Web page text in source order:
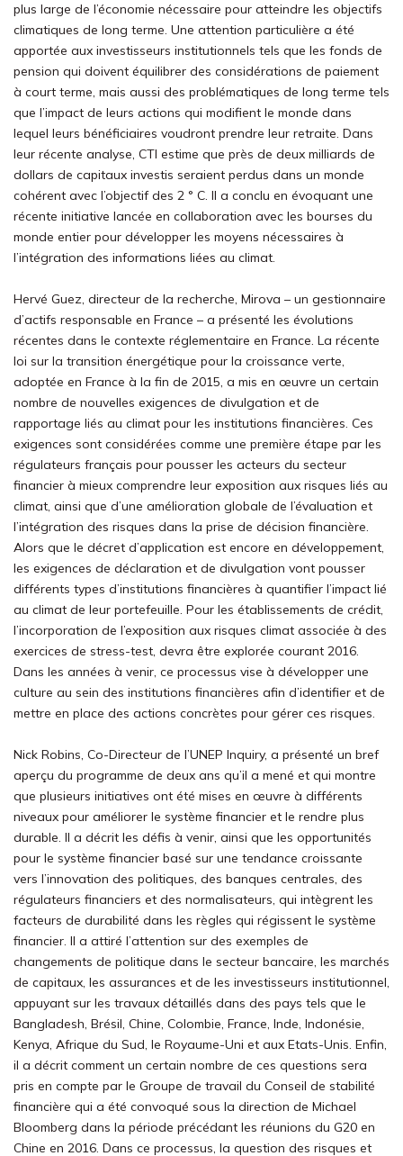
plus large de l’économie nécessaire pour atteindre les objectifs
climatiques de long terme. Une attention particulière a été
apportée aux investisseurs institutionnels tels que les fonds de
pension qui doivent équilibrer des considérations de paiement
à court terme, mais aussi des problématiques de long terme tels
que l’impact de leurs actions qui modifient le monde dans
lequel leurs bénéficiaires voudront prendre leur retraite. Dans
leur récente analyse, CTI estime que près de deux milliards de
dollars de capitaux investis seraient perdus dans un monde
cohérent avec l’objectif des 2 ° C. Il a conclu en évoquant une
récente initiative lancée en collaboration avec les bourses du
monde entier pour développer les moyens nécessaires à
l’intégration des informations liées au climat.
Hervé Guez, directeur de la recherche, Mirova – un gestionnaire
d’actifs responsable en France – a présenté les évolutions
récentes dans le contexte réglementaire en France. La récente
loi sur la transition énergétique pour la croissance verte,
adoptée en France à la fin de 2015, a mis en œuvre un certain
nombre de nouvelles exigences de divulgation et de
rapportage liés au climat pour les institutions financières. Ces
exigences sont considérées comme une première étape par les
régulateurs français pour pousser les acteurs du secteur
financier à mieux comprendre leur exposition aux risques liés au
climat, ainsi que d’une amélioration globale de l’évaluation et
l’intégration des risques dans la prise de décision financière.
Alors que le décret d’application est encore en développement,
les exigences de déclaration et de divulgation vont pousser
différents types d’institutions financières à quantifier l’impact lié
au climat de leur portefeuille. Pour les établissements de crédit,
l’incorporation de l’exposition aux risques climat associée à des
exercices de stress-test, devra être explorée courant 2016.
Dans les années à venir, ce processus vise à développer une
culture au sein des institutions financières afin d’identifier et de
mettre en place des actions concrètes pour gérer ces risques.
Nick Robins, Co-Directeur de l’UNEP Inquiry, a présenté un bref
aperçu du programme de deux ans qu’il a mené et qui montre
que plusieurs initiatives ont été mises en œuvre à différents
niveaux pour améliorer le système financier et le rendre plus
durable. Il a décrit les défis à venir, ainsi que les opportunités
pour le système financier basé sur une tendance croissante
vers l’innovation des politiques, des banques centrales, des
régulateurs financiers et des normalisateurs, qui intègrent les
facteurs de durabilité dans les règles qui régissent le système
financier. Il a attiré l’attention sur des exemples de
changements de politique dans le secteur bancaire, les marchés
de capitaux, les assurances et de les investisseurs institutionnel,
appuyant sur les travaux détaillés dans des pays tels que le
Bangladesh, Brésil, Chine, Colombie, France, Inde, Indonésie,
Kenya, Afrique du Sud, le Royaume-Uni et aux Etats-Unis. Enfin,
il a décrit comment un certain nombre de ces questions sera
pris en compte par le Groupe de travail du Conseil de stabilité
financière qui a été convoqué sous la direction de Michael
Bloomberg dans la période précédant les réunions du G20 en
Chine en 2016. Dans ce processus, la question des risques et